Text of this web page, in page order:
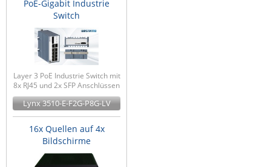
PoE-Gigabit Industrie
Switch
Layer 3 PoE Industrie Switch mit
8x RJ45 und 2x SFP Anschlüssen
Lynx 3510-E-F2G-P8G-LV
16x Quellen auf 4x
Bildschirme